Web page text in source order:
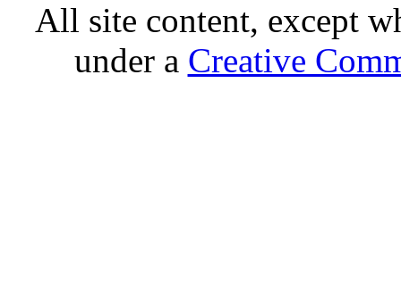
All site content, except
under a Creative